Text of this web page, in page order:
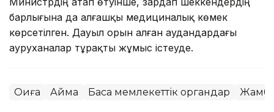
барлығына да алғашқы медициналық көмек
көрсетілген. Дауыл орын алған аудандардағы
ауруханалар тұрақты жұмыс істеуде.
Оқиға Аймақ Басқа мемлекеттік органдар